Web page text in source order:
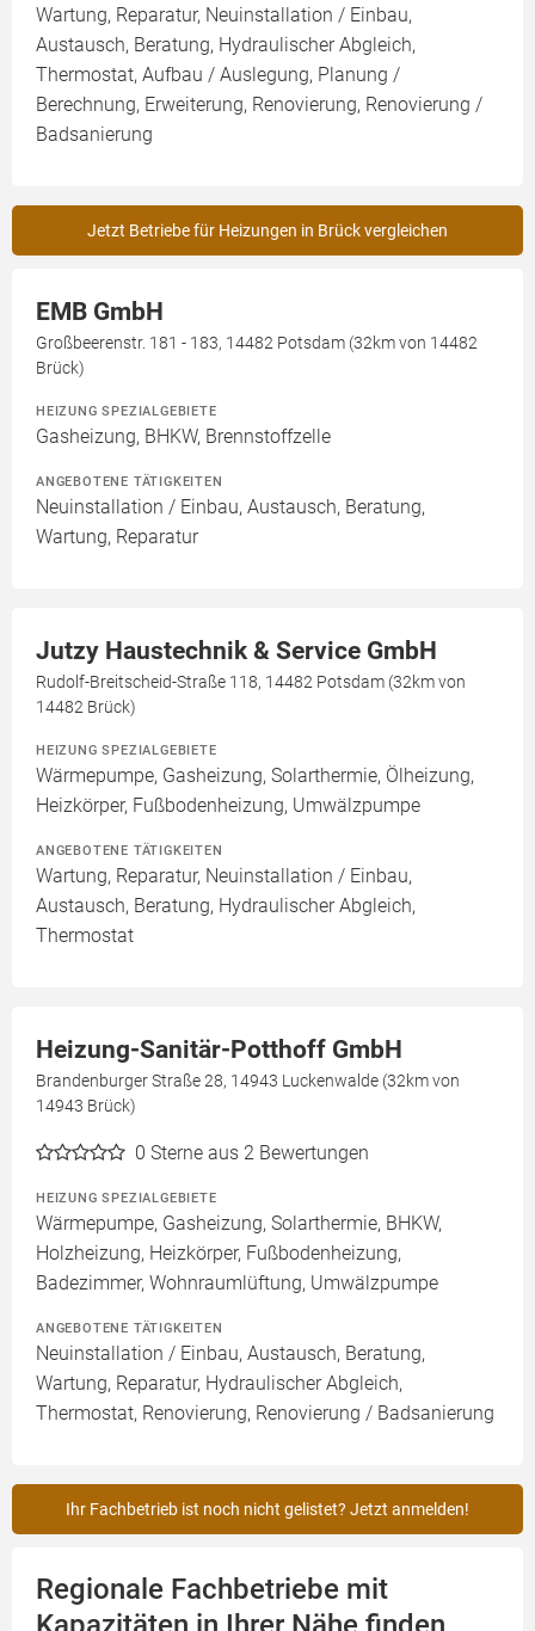
Wartung, Reparatur, Neuinstallation / Einbau,
Austausch, Beratung, Hydraulischer Abgleich,
Thermostat, Aufbau / Auslegung, Planung /
Berechnung, Erweiterung, Renovierung, Renovierung /
Badsanierung
Jetzt Betriebe für Heizungen in Brück vergleichen
EMB GmbH
Großbeerenstr. 181 - 183, 14482 Potsdam (32km von 14482
Brück)
HEIZUNG SPEZIALGEBIETE
Gasheizung, BHKW, Brennstoffzelle
ANGEBOTENE TÄTIGKEITEN
Neuinstallation / Einbau, Austausch, Beratung,
Wartung, Reparatur
Jutzy Haustechnik & Service GmbH
Rudolf-Breitscheid-Straße 118, 14482 Potsdam (32km von
14482 Brück)
HEIZUNG SPEZIALGEBIETE
Wärmepumpe, Gasheizung, Solarthermie, Ölheizung,
Heizkörper, Fußbodenheizung, Umwälzpumpe
ANGEBOTENE TÄTIGKEITEN
Wartung, Reparatur, Neuinstallation / Einbau,
Austausch, Beratung, Hydraulischer Abgleich,
Thermostat
Heizung-Sanitär-Potthoff GmbH
Brandenburger Straße 28, 14943 Luckenwalde (32km von
14943 Brück)
0 Sterne aus 2 Bewertungen
HEIZUNG SPEZIALGEBIETE
Wärmepumpe, Gasheizung, Solarthermie, BHKW,
Holzheizung, Heizkörper, Fußbodenheizung,
Badezimmer, Wohnraumlüftung, Umwälzpumpe
ANGEBOTENE TÄTIGKEITEN
Neuinstallation / Einbau, Austausch, Beratung,
Wartung, Reparatur, Hydraulischer Abgleich,
Thermostat, Renovierung, Renovierung / Badsanierung
Ihr Fachbetrieb ist noch nicht gelistet? Jetzt anmelden!
Regionale Fachbetriebe mit